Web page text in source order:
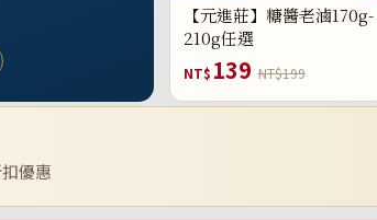
【元進莊】糖醬老滷170g-
210g任選
NT$ 139 NT$199
優惠